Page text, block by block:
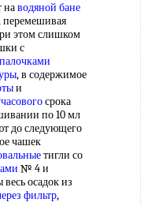
наводяной бане
перемешивая
этом слишком
с
, в содержимое
и
срока
по 10 мл
до следующего
чашек
тигли со
№ 4 и
осадок из
фильтр,